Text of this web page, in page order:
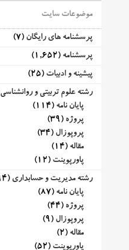
موضوعات سایت
پرسشنامه های رایگان (7)
پرسشنامه (1,652)
پیشینه و ادبیات (25)
رشته علوم تربیتی و روانشناسی
پایان نامه (114)
پروژه (39)
پروپوزال (34)
مقاله (14)
پاورپوینت (12)
رشته مدیریت و حسابداری (194)
پایان نامه (87)
پروژه (44)
پروپوزال (9)
مقاله (2)
پاورپوینت (52)